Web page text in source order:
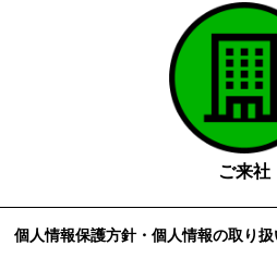
ご来社
個人情報保護方針・個人情報の取り